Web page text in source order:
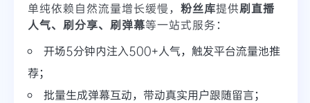
单纯依赖自然流量增长缓慢， 粉丝库提供刷直播
人气、刷分享、刷弹幕等一站式服务：
开场5分钟内注入500+人气，触发平台流量池推
荐；
批量生成弹幕互动，带动真实用户跟随留言；